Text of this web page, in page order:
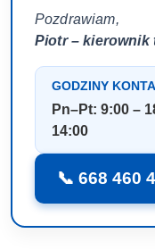
Pozdrawiam,
Piotr – kierownik
GODZINY
Pn–Pt: 9:00 –
14:00
📞 668 460